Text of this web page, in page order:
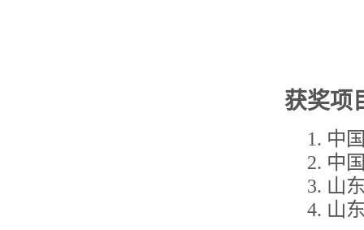
获奖项
1. 中
2. 中
3. 山
4. 山